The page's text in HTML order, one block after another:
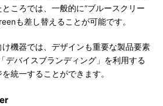
ころでは、一般的に“ブルースクリー
も差し替えることが可能です。
機器では、デザインも重要な製品要素
デバイスブランディング」を利用する
統一することができます。